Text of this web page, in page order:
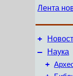
Лента
+
–
Наука
+